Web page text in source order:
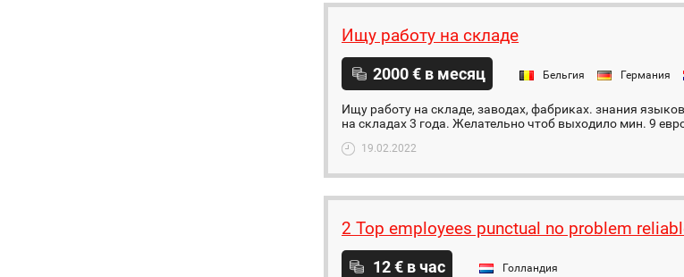
Ищу работу на складе
2000 € в месяц Бельгия Германия
Ищу работу на складе, заводах, фабриках. знания
на складах 3 года. Желательно чтоб выходило мин. 9
19.02.2022
2 Top employees punctual no problem
12 € в час Голландия